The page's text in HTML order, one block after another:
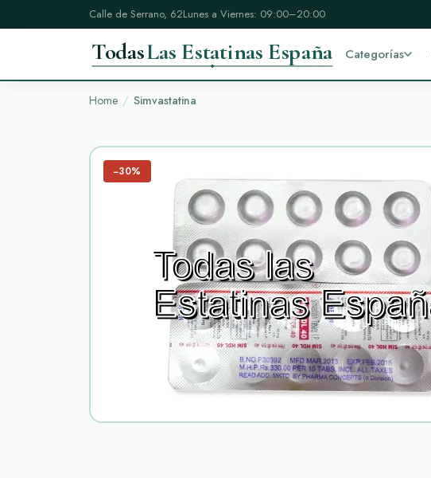
Calle de Serrano, 62Lunes a Viernes: 09:00–20:00
TodasLas Estatinas España Categorías
Home Simvastatina
−30%